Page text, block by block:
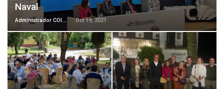
Naval
Administrador COIN-AINE Oct 19, 2021